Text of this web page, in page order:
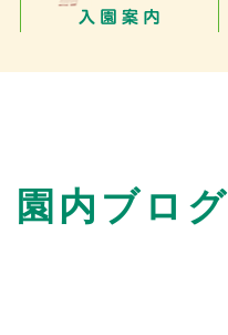
園内ブログ